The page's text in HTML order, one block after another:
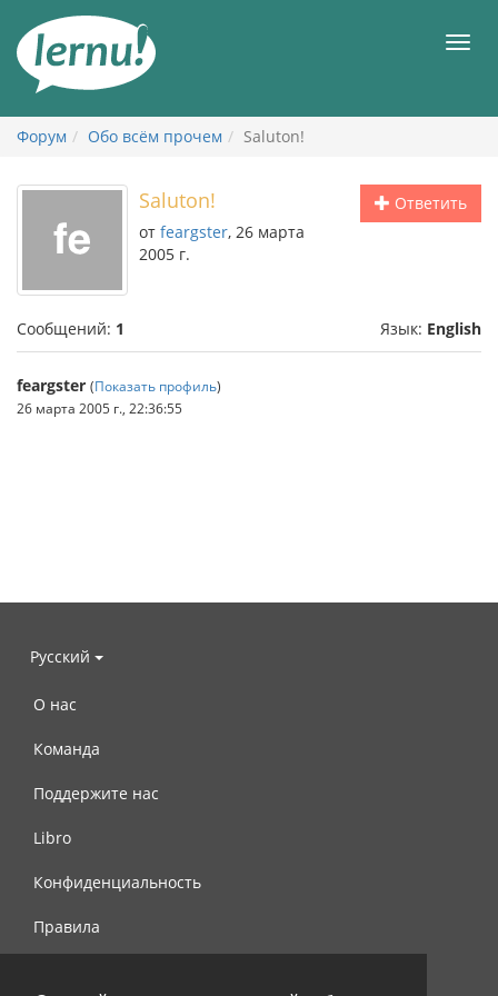
содержанию
Форум Обо всём прочем Saluton!
Ответить
Saluton!
от feargster, 26 марта
2005 г.
Сообщений: 1 Язык: English
feargster (Показать профиль)
26 марта 2005 г., 22:36:55
Русский
О нас
Команда
Поддержите нас
Libro
Конфиденциальность
Правила